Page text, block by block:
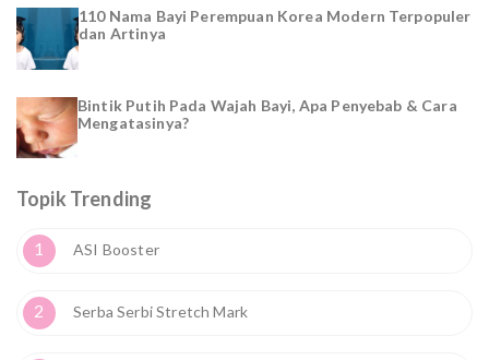
110 Nama Bayi Perempuan Korea Modern Terpopuler
dan Artinya
Bintik Putih Pada Wajah Bayi, Apa Penyebab & Cara
Mengatasinya?
Topik Trending
1 ASI Booster
2 Serba Serbi Stretch Mark